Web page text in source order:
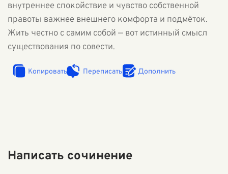
внутреннее спокойствие и чувство собственной
правоты важнее внешнего комфорта и подмёток.
Жить честно с самим собой — вот истинный смысл
существования по совести.
Копировать Переписать Дополнить
Написать сочинение